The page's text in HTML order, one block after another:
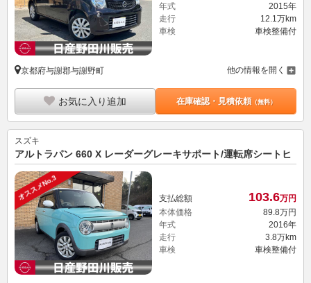
年式
2015年
走行
12.1万km
車検
車検整備付
京都府与謝郡与謝野町 他の情報を開く
お気に入り追加 在庫確認・見積依頼（無料）
スズキ
アルトラパン 660 X レーダーグレーキサポート/運転席シートヒ
オススメNo.3 支払総額 103.6万円
本体価格
89.8万円
年式
2016年
走行
3.8万km
車検
車検整備付